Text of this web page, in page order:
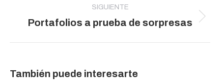
SIGUIENTE
Publicación
Portafolios a prueba de sorpresas
También puede interesarte